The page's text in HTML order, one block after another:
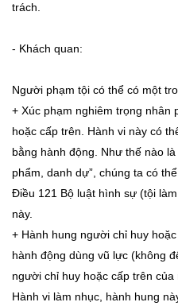
trách.
- Khách quan:
Người phạm tội có thể có một
+ Xúc phạm nghiêm trọng nhân
hoặc cấp trên. Hành vi này có
bằng hành động. Như thế nào
phẩm, danh dự”, chúng ta có
Điều 121 Bộ luật hình sự (tội
này.
+ Hành hung người chỉ huy
hành động dùng vũ lực (không
người chỉ huy hoặc cấp trên của
Hành vi làm nhục, hành hung